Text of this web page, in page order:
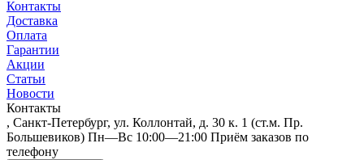
Контакты
Доставка
Оплата
Гарантии
Акции
Статьи
Новости
Контакты
, Санкт-Петербург, ул. Коллонтай, д. 30 к. 1 (ст.м. Пр.
Большевиков) Пн—Вс 10:00—21:00 Приём заказов по
телефону